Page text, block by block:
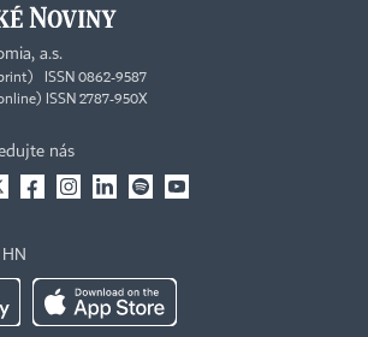
a.s.
ISSN 0862-9587
ISSN 2787-950X
nás